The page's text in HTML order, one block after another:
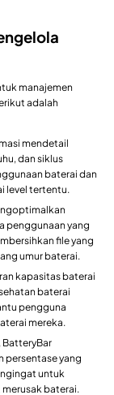
manajemen
adalah
mendetail
dan siklus
baterai dan
level tertentu.
penggunaan yang
file yang
umur baterai.
kapasitas baterai
baterai
pengguna
mereka.
BatteryBar
persentase yang
untuk
baterai.